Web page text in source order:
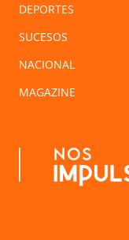
DEPORTES
SUCESOS
NACIONAL
MAGAZINE